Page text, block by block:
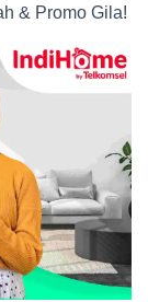
& Promo Gila!